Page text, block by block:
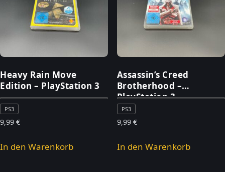
Heavy Rain Move
Edition – PlayStation 3
PS3
9,99 €
In den Warenkorb
Assassin’s Creed
Brotherhood –
PlayStation 3
PS3
9,99 €
In den Warenkorb